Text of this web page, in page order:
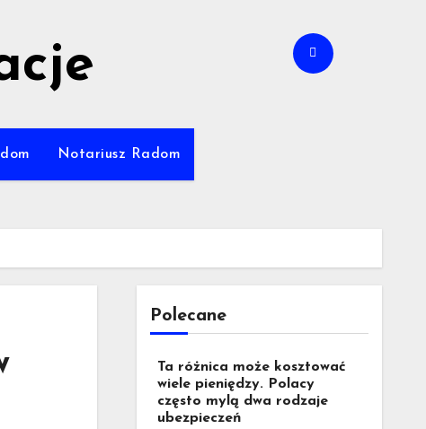
Notariusz Radom
Polecane
Ta różnica może kosztować
wiele pieniędzy. Polacy
często mylą dwa rodzaje
ubezpieczeń